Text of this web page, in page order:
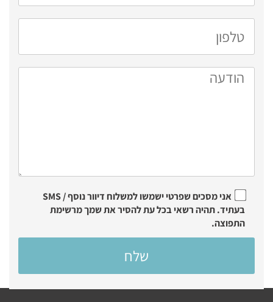
אני מסכים שפרטי ישמשו למשלוח דיוור נוסף / SMS
בעתיד. תהיה רשאי בכל עת להסיר את שמך מרשימת
התפוצה.